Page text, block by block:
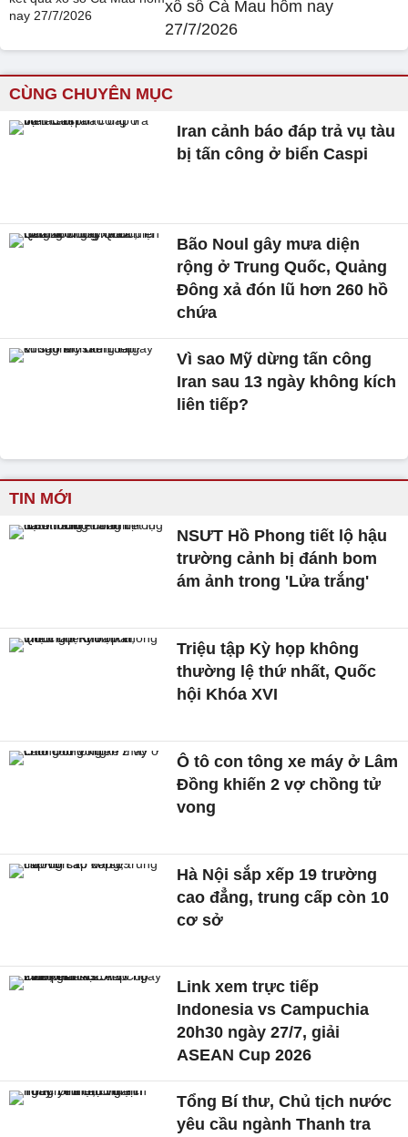
xổ số Cà Mau hôm nay
27/7/2026
CÙNG CHUYÊN MỤC
Iran cảnh báo đáp trả vụ tàu
bị tấn công ở biển Caspi
Bão Noul gây mưa diện
rộng ở Trung Quốc, Quảng
Đông xả đón lũ hơn 260 hồ
chứa
Vì sao Mỹ dừng tấn công
Iran sau 13 ngày không kích
liên tiếp?
TIN MỚI
NSƯT Hồ Phong tiết lộ hậu
trường cảnh bị đánh bom
ám ảnh trong 'Lửa trắng'
Triệu tập Kỳ họp không
thường lệ thứ nhất, Quốc
hội Khóa XVI
Ô tô con tông xe máy ở Lâm
Đồng khiến 2 vợ chồng tử
vong
Hà Nội sắp xếp 19 trường
cao đẳng, trung cấp còn 10
cơ sở
Link xem trực tiếp
Indonesia vs Campuchia
20h30 ngày 27/7, giải
ASEAN Cup 2026
Tổng Bí thư, Chủ tịch nước
yêu cầu ngành Thanh tra